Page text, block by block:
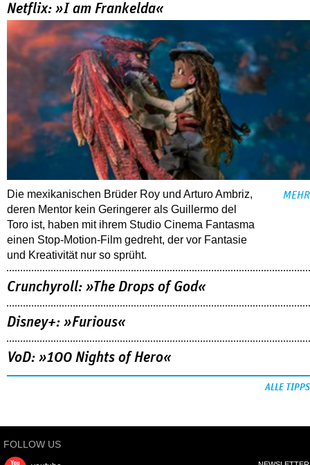
Netflix: »I am Frankelda«
Die mexikanischen Brüder Roy und Arturo Ambriz,
deren Mentor kein Geringerer als Guillermo del
Toro ist, haben mit ihrem Studio Cinema Fantasma
einen Stop-Motion-Film gedreht, der vor Fantasie
und Kreativität nur so sprüht.
MEHR
Crunchyroll: »The Drops of God«
Disney+: »Furious«
VoD: »100 Nights of Hero«
ALLE TIPPS
FOLLOW US